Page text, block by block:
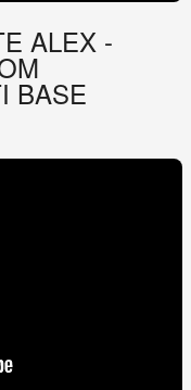
ALEX -
BASE